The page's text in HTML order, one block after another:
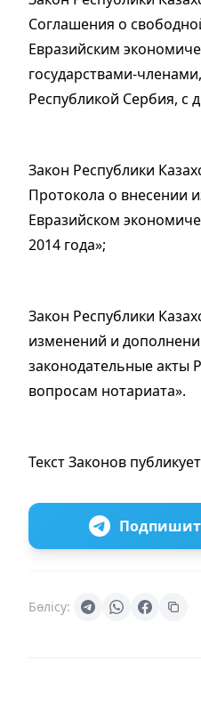
Соглашения о
Евразийским
государствами-
Республикой Сербия, с
Закон Республики
Протокола о внесении
Евразийском
2014 года»;
Закон Республики
изменений и
законодательные акты
вопросам нотариата».
Текст Законов
Бөлісу: